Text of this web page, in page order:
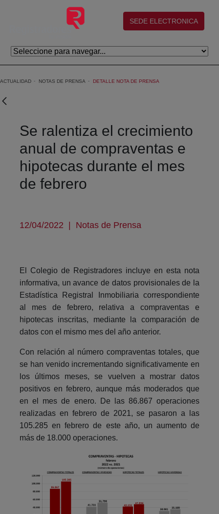
Saltar al contenido principal
(abre en nueva ventana)
SEDE ELECTRONICA
ACTUALIDAD NOTAS DE PRENSA DETALLE NOTA DE PRENSA
Se ralentiza el crecimiento
anual de compraventas e
hipotecas durante el mes
de febrero
12/04/2022 | Notas de Prensa
El Colegio de Registradores incluye en esta nota
informativa, un avance de datos provisionales de la
Estadística Registral Inmobiliaria correspondiente
al mes de febrero, relativa a compraventas e
hipotecas inscritas, mediante la comparación de
datos con el mismo mes del año anterior.
Con relación al número compraventas totales, que
se han venido incrementando significativamente en
los últimos meses, se vuelven a mostrar datos
positivos en febrero, aunque más moderados que
en el mes de enero. De las 86.867 operaciones
realizadas en febrero de 2021, se pasaron a las
105.285 en febrero de este año, un aumento de
más de 18.000 operaciones.